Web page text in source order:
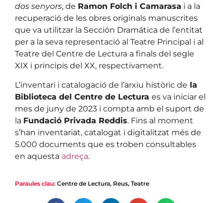
dos senyors, de Ramon Folch i Camarasa i a la
recuperació de les obres originals manuscrites
que va utilitzar la Sección Dramática de l’entitat
per a la seva representació al Teatre Principal i al
Teatre del Centre de Lectura a finals del segle
XIX i principis del XX, respectivament.
L’inventari i catalogació de l’arxiu històric de la
Biblioteca del Centre de Lectura es va iniciar el
mes de juny de 2023 i compta amb el suport de
la Fundació Privada Reddis. Fins al moment
s’han inventariat, catalogat i digitalitzat més de
5.000 documents que es troben consultables
en aquesta adreça.
Paraules clau: Centre de Lectura, Reus, Teatre